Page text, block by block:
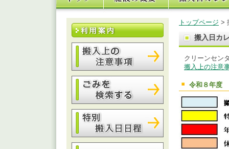
トップページ >
搬入日カ
クリーンセン
搬入上の注意
令和８年度